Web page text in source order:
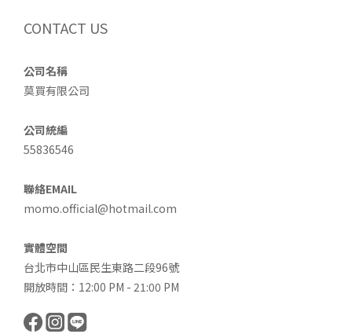
CONTACT US
公司名稱
莫買有限公司
公司統編
55836546
聯絡EMAIL
momo.official@hotmail.com
實體空間
台北市中山區民生東路二段96號
開放時間：12:00 PM - 21:00 PM